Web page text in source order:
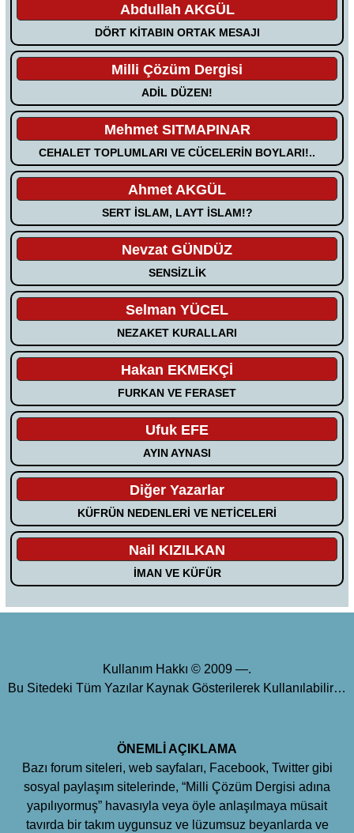
Abdullah AKGÜL
DÖRT KİTABIN ORTAK MESAJI
Milli Çözüm Dergisi
ADİL DÜZEN!
Mehmet SITMAPINAR
CEHALET TOPLUMLARI VE CÜCELERİN BOYLARI!..
Ahmet AKGÜL
SERT İSLAM, LAYT İSLAM!?
Nevzat GÜNDÜZ
SENSİZLİK
Selman YÜCEL
NEZAKET KURALLARI
Hakan EKMEKÇİ
FURKAN VE FERASET
Ufuk EFE
AYIN AYNASI
Diğer Yazarlar
KÜFRÜN NEDENLERİ VE NETİCELERİ
Nail KIZILKAN
İMAN VE KÜFÜR
Kullanım Hakkı © 2009 —.
Bu Sitedeki Tüm Yazılar Kaynak Gösterilerek Kullanılabilir…
ÖNEMLİ AÇIKLAMA
Bazı forum siteleri, web sayfaları, Facebook, Twitter gibi
sosyal paylaşım sitelerinde, “Milli Çözüm Dergisi adına
yapılıyormuş” havasıyla veya öyle anlaşılmaya müsait
tavırda bir takım uygunsuz ve lüzumsuz beyanlarda ve